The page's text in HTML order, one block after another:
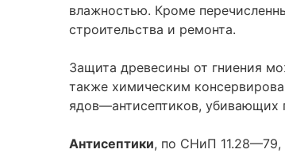
влажностью. Кроме
строительства и ремонта.
Защита древесины от гниения
также химическим
ядов—антисептиков, убивающих
Антисептики, по СНиП 11.28—79,